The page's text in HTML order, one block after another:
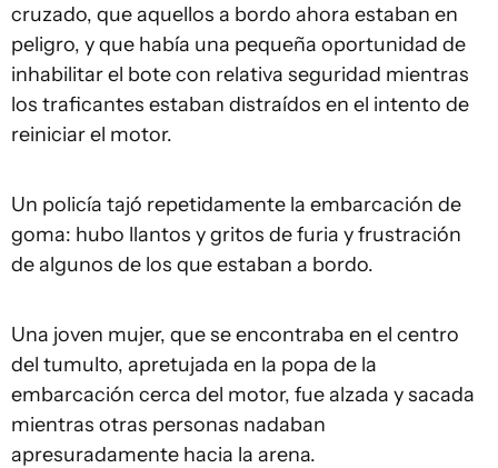
cruzado, que aquellos a bordo ahora estaban en
peligro, y que había una pequeña oportunidad de
inhabilitar el bote con relativa seguridad mientras
los traficantes estaban distraídos en el intento de
reiniciar el motor.
Un policía tajó repetidamente la embarcación de
goma: hubo llantos y gritos de furia y frustración
de algunos de los que estaban a bordo.
Una joven mujer, que se encontraba en el centro
del tumulto, apretujada en la popa de la
embarcación cerca del motor, fue alzada y sacada
mientras otras personas nadaban
apresuradamente hacia la arena.